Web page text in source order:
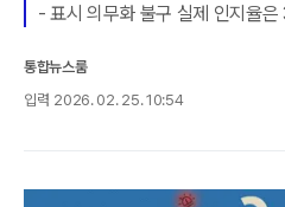
- 표시 의무화 불구 실제 인지율
통합뉴스룸
입력 2026. 02. 25. 10:54